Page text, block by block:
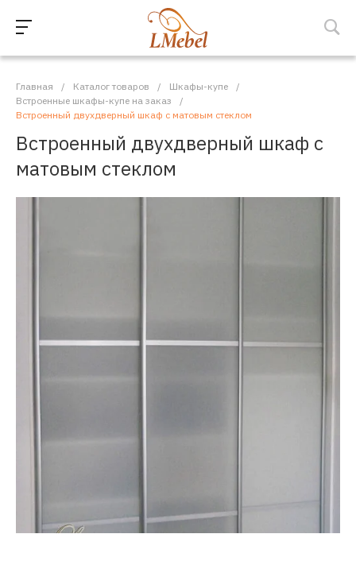
Главная / Каталог товаров / Шкафы-купе
/
Встроенные шкафы-купе на заказ
/
Встроенный двухдверный шкаф с матовым стеклом
Встроенный двухдверный шкаф с
матовым стеклом